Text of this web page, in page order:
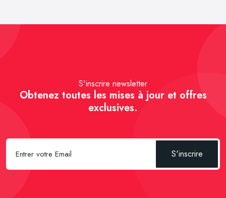
S'inscrire newsletter
Obtenez toutes les mises à jour et offres
exclusives.
S'inscrire